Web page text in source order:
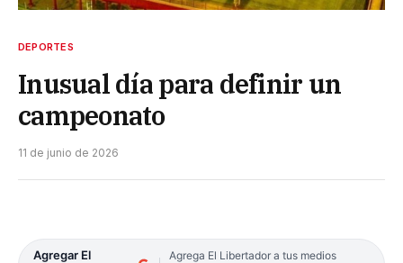
DEPORTES
Inusual día para definir un
campeonato
11 de junio de 2026
Agregar El
Agrega El Libertador a tus medios